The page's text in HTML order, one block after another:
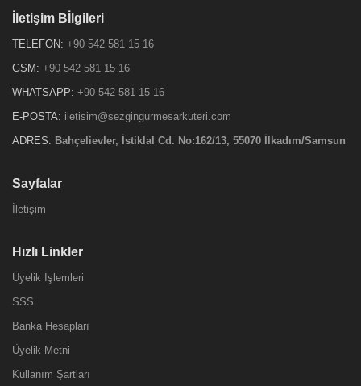
İletişim Bİlgileri
TELEFON: +90 542 581 15 16
GSM: +90 542 581 15 16
WHATSAPP: +90 542 581 15 16
E-POSTA: iletisim@sezgingurmesarkuteri.com
ADRES: Bahçelievler, İstiklal Cd. No:162/13, 55070 İlkadım/Samsun
Sayfalar
İletişim
Hızlı Linkler
Üyelik İşlemleri
SSS
Banka Hesapları
Üyelik Metni
Kullanım Şartları